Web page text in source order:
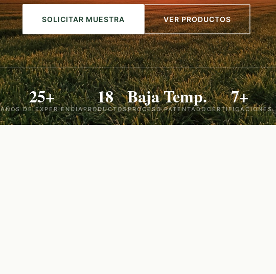
SOLICITAR MUESTRA VER PRODUCTOS
25+
AÑOS DE EXPERIENCIA
18
PRODUCTOS
Baja Temp.
PROCESO PATENTADO
7+
CERTIFICACIONES